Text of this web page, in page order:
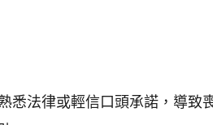
悉法律或輕信口頭承諾，導致